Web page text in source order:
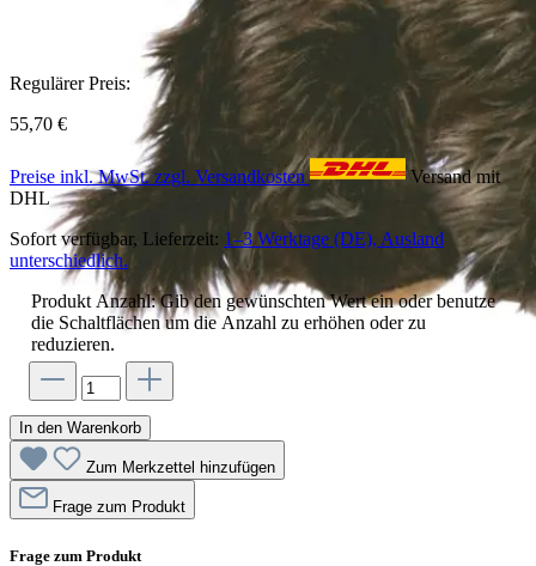
Regulärer Preis:
55,70 €
Preise inkl. MwSt. zzgl. Versandkosten
Versand mit
DHL
Sofort verfügbar, Lieferzeit: 1–3 Werktage (DE), Ausland
unterschiedlich.
Produkt Anzahl: Gib den gewünschten Wert ein oder benutze
die Schaltflächen um die Anzahl zu erhöhen oder zu
reduzieren.
In den Warenkorb
Zum Merkzettel hinzufügen
Frage zum Produkt
Frage zum Produkt